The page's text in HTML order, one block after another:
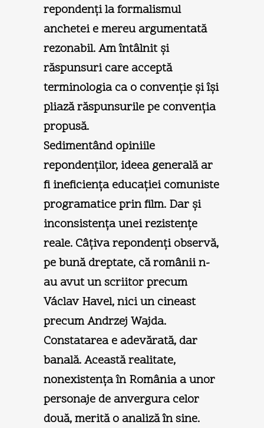
repondenți la formalismul
anchetei e mereu argumentată
rezonabil. Am întâlnit şi
răspunsuri care acceptă
terminologia ca o convenție şi îşi
pliază răspunsurile pe convenția
propusă.
Sedimentând opiniile
repondenților, ideea generală ar
fi ineficiența educației comuniste
programatice prin film. Dar şi
inconsistența unei rezistențe
reale. Câțiva repondenți observă,
pe bună dreptate, că românii n-
au avut un scriitor precum
Václav Havel, nici un cineast
precum Andrzej Wajda.
Constatarea e adevărată, dar
banală. Această realitate,
nonexistența în România a unor
personaje de anvergura celor
două, merită o analiză în sine.